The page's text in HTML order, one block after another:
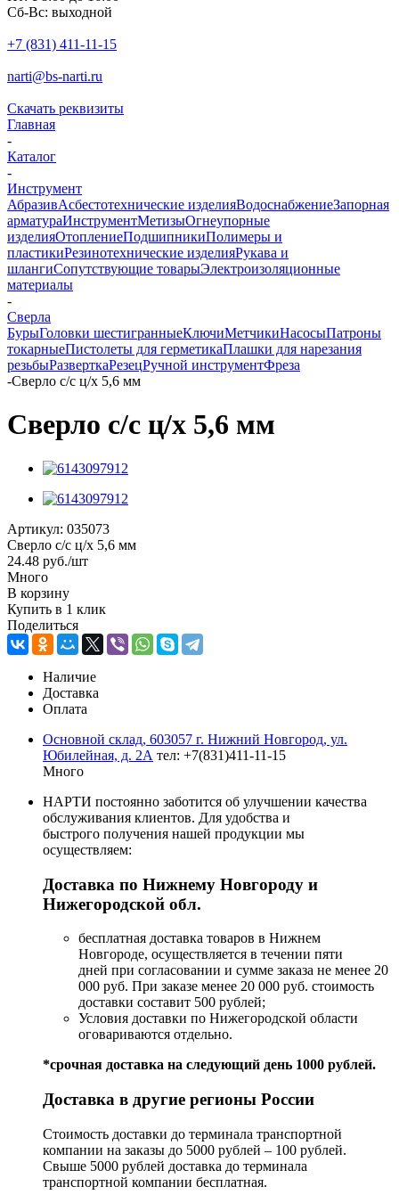
Сб-Вс: выходной
+7 (831) 411-11-15
narti@bs-narti.ru
Скачать реквизиты
Главная
-
Каталог
-
Инструмент
АбразивАсбестотехнические изделияВодоснабжениеЗапорная
арматураИнструментМетизыОгнеупорные
изделияОтоплениеПодшипникиПолимеры и
пластикиРезинотехнические изделияРукава и
шлангиСопутствующие товарыЭлектроизоляционные
материалы
-
Сверла
БурыГоловки шестигранныеКлючиМетчикиНасосыПатроны
токарныеПистолеты для герметикаПлашки для нарезания
резьбыРазверткаРезецРучной инструментФреза
-Сверло с/с ц/х 5,6 мм
Сверло с/с ц/х 5,6 мм
Артикул: 035073
Сверло с/с ц/х 5,6 мм
24.48 руб./шт
Много
В корзину
Купить в 1 клик
Поделиться
Наличие
Доставка
Оплата
Основной склад, 603057 г. Нижний Новгород, ул.
Юбилейная, д. 2А тел: +7(831)411-11-15
Много
НАРТИ постоянно заботится об улучшении качества
обслуживания клиентов. Для удобства и
быстрого получения нашей продукции мы
осуществляем:
Доставка по Нижнему Новгороду и
Нижегородской обл.
бесплатная доставка товаров в Нижнем
Новгороде, осуществляется в течении пяти
дней при согласовании и сумме заказа не менее 20
000 руб. При заказе менее 20 000 руб. стоимость
доставки составит 500 рублей;
Условия доставки по Нижегородской области
оговариваются отдельно.
*срочная доставка на следующий день 1000 рублей.
Доставка в другие регионы России
Стоимость доставки до терминала транспортной
компании на заказы до 5000 рублей – 100 рублей.
Свыше 5000 рублей доставка до терминала
транспортной компании бесплатная.